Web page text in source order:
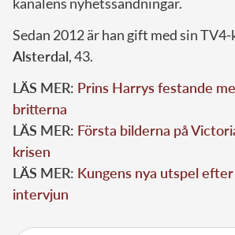
Sedan 2012 är han gift med sin TV4-
Alsterdal, 43.
LÄS MER: Prins Harrys festande
britterna
LÄS MER: Första bilderna på
krisen
LÄS MER: Kungens nya utspel
intervjun